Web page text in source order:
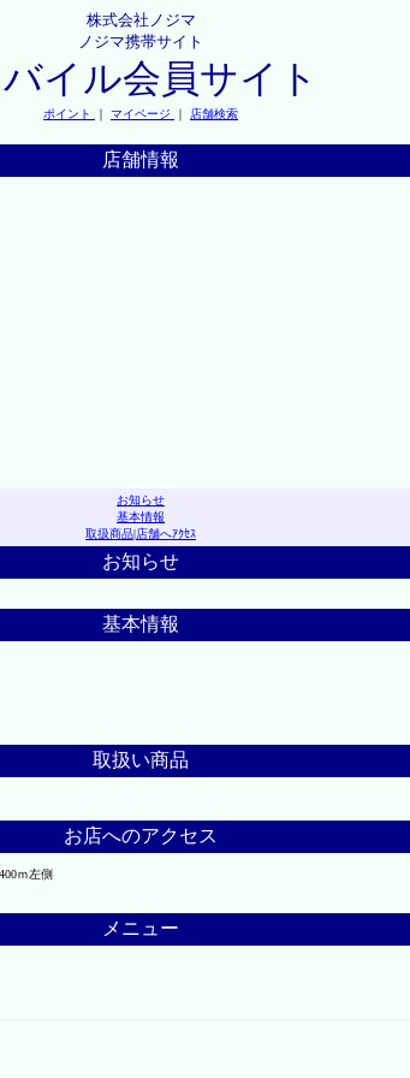
株式会社ノジマ
ノジマ携帯サイト
イル会員サイト
ポイント ｜ マイページ ｜ 店舗検索
店舗情報
お知らせ
基本情報
取扱商品|店舗へｱｸｾｽ
お知らせ
基本情報
取扱い商品
お店へのアクセス
ｍ左側
メニュー